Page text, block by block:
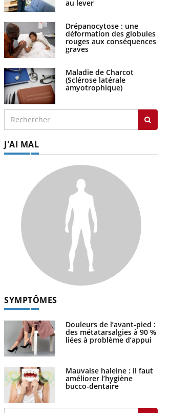
au lever
Drépanocytose : une
déformation des globules
rouges aux conséquences
graves
Maladie de Charcot
(Sclérose latérale
amyotrophique)
J'AI MAL
SYMPTÔMES
Douleurs de l’avant-pied :
des métatarsalgies à 90 %
liées à problème d’appui
Mauvaise haleine : il faut
améliorer l’hygiène
bucco-dentaire